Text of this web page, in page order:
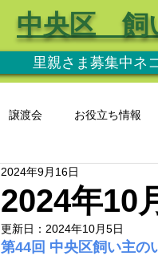
里親さま募集中ネ
中央区 飼
譲渡会 お役立ち情報
2024年10
2024年9月16日
更新日： 2024年10月5日
第44回 中央区飼い主の